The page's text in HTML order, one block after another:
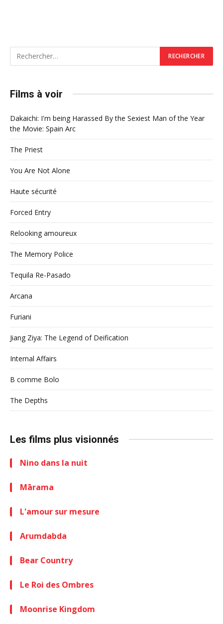
Films à voir
Dakaichi: I'm being Harassed By the Sexiest Man of the Year
the Movie: Spain Arc
The Priest
You Are Not Alone
Haute sécurité
Forced Entry
Relooking amoureux
The Memory Police
Tequila Re-Pasado
Arcana
Furiani
Jiang Ziya: The Legend of Deification
Internal Affairs
B comme Bolo
The Depths
Les films plus visionnés
Nino dans la nuit
Mārama
L'amour sur mesure
Arumdabda
Bear Country
Le Roi des Ombres
Moonrise Kingdom